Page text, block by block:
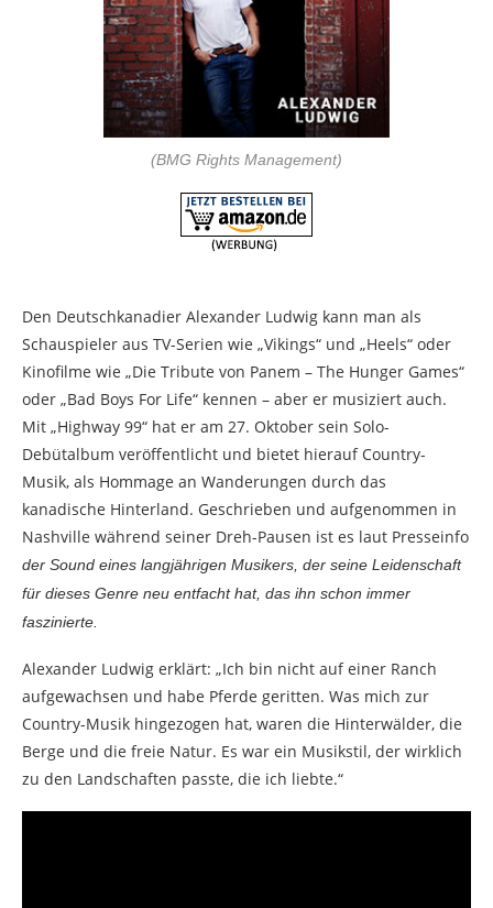
(BMG Rights Management)
Den Deutschkanadier Alexander Ludwig kann man als
Schauspieler aus TV-Serien wie „Vikings“ und „Heels“ oder
Kinofilme wie „Die Tribute von Panem – The Hunger Games“
oder „Bad Boys For Life“ kennen – aber er musiziert auch.
Mit „Highway 99“ hat er am 27. Oktober sein Solo-
Debütalbum veröffentlicht und bietet hierauf Country-
Musik, als Hommage an Wanderungen durch das
kanadische Hinterland. Geschrieben und aufgenommen in
Nashville während seiner Dreh-Pausen ist es laut Presseinfo
der Sound eines langjährigen Musikers, der seine Leidenschaft
für dieses Genre neu entfacht hat, das ihn schon immer
faszinierte.
Alexander Ludwig erklärt: „Ich bin nicht auf einer Ranch
aufgewachsen und habe Pferde geritten. Was mich zur
Country-Musik hingezogen hat, waren die Hinterwälder, die
Berge und die freie Natur. Es war ein Musikstil, der wirklich
zu den Landschaften passte, die ich liebte.“